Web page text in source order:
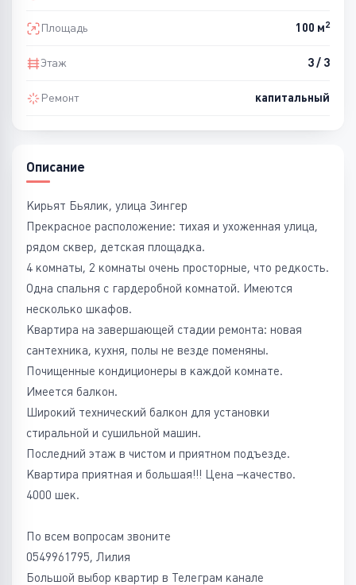
Площадь 100 м2
Этаж 3 / 3
Ремонт капитальный
Описание
Кирьят Бьялик, улица Зингер
Прекрасное расположение: тихая и ухоженная улица,
рядом сквер, детская площадка.
4 комнаты, 2 комнаты очень просторные, что редкость.
Одна спальня с гардеробной комнатой. Имеются
несколько шкафов.
Квартира на завершающей стадии ремонта: новая
сантехника, кухня, полы не везде поменяны.
Почищенные кондиционеры в каждой комнате.
Имеется балкон.
Широкий технический балкон для установки
стиральной и сушильной машин.
Последний этаж в чистом и приятном подъезде.
Квартира приятная и большая!!! Цена –качество.
4000 шек.
По всем вопросам звоните
0549961795, Лилия
Большой выбор квартир в Телеграм канале